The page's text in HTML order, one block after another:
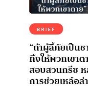
BRIEF
“ถ้าผู้ลี้ภัยเป็น
ทิ้งให้พวกเขาต
สอบสวนกรีซ
การช่วยเหลือล่